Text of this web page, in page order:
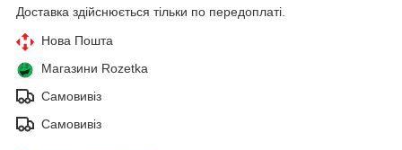
Доставка здійснюється тільки по передоплаті.
Нова Пошта
Магазини Rozetka
Самовивіз
Самовивіз